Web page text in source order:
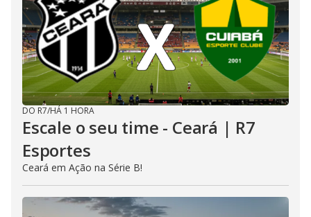
DO R7/HÁ 1 HORA
Escale o seu time - Ceará | R7
Esportes
Ceará em Ação na Série B!